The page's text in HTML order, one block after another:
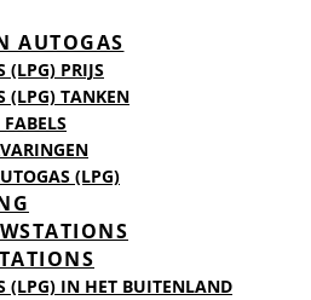
AUTOGAS
(LPG) PRIJS
(LPG) TANKEN
(LPG)
(LPG) IN HET BUITENLAND